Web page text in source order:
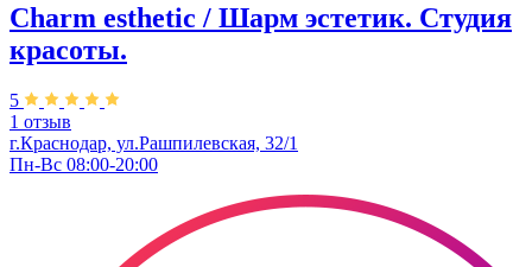
Charm esthetic / Шарм эстетик. Студия
красоты.
5
1 отзыв
г.Краснодар, ул.Рашпилевская, 32/1
Пн-Вс 08:00-20:00